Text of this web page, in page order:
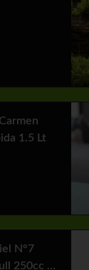
1.5 Lt
N°7
250cc +